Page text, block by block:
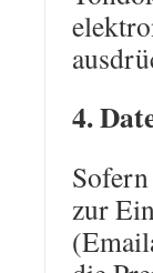
4.
zur